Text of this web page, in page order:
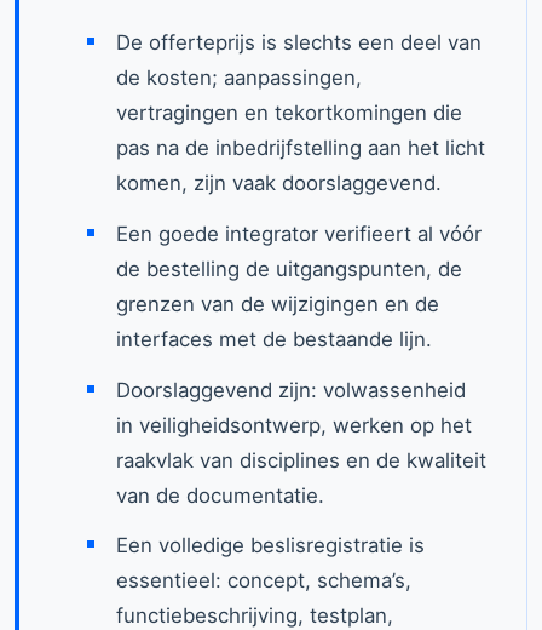
De offerteprijs is slechts een deel van
de kosten; aanpassingen,
vertragingen en tekortkomingen die
pas na de inbedrijfstelling aan het licht
komen, zijn vaak doorslaggevend.
Een goede integrator verifieert al vóór
de bestelling de uitgangspunten, de
grenzen van de wijzigingen en de
interfaces met de bestaande lijn.
Doorslaggevend zijn: volwassenheid
in veiligheidsontwerp, werken op het
raakvlak van disciplines en de kwaliteit
van de documentatie.
Een volledige beslisregistratie is
essentieel: concept, schema’s,
functiebeschrijving, testplan,